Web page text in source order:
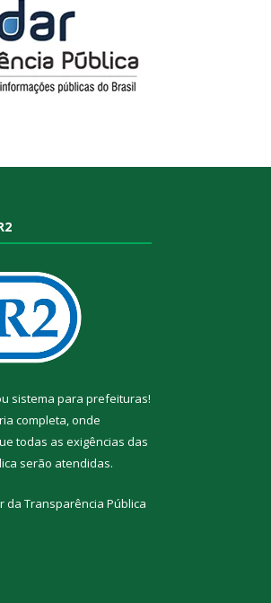
sistema para prefeituras!
completa, onde
todas as exigências das
serão atendidas.
da Transparência Pública